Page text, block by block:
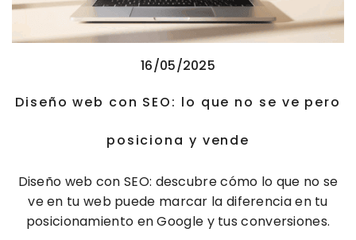
16/05/2025
Diseño web con SEO: lo que no se ve pero
posiciona y vende
Diseño web con SEO: descubre cómo lo que no se
ve en tu web puede marcar la diferencia en tu
posicionamiento en Google y tus conversiones.